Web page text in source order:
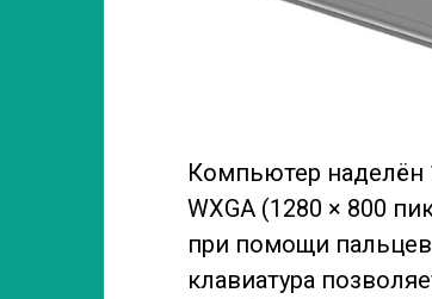
Компьютер
WXGA (1280 × 800
при помощи
клавиатура